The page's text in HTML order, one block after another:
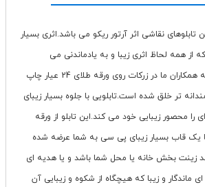
تابلوهای نقاشی اثر آرتور ریکو می باشد.اثری بسیار
از این نقاش قرن 18 که از همه لحاظ اثری زیبا و به یادماندنی می
باشد.تابلوی انتظار بوسیله همکاران ما در زرکات روی ورقه طلای 24 عیار چاپ
تر خلق شده است.تابلویی با جلوه بسیار زیبای
را محصور زیبایی خود می کند.این تابلو از ورقه
و با یک قاب بسیار زیبای پی سی به شما عرضه شده
زینت بخش خانه یا محل شما باشد و یا هدیه ای
ماندگار و زیبا که هیچگاه از شکوه و زیبایی آن